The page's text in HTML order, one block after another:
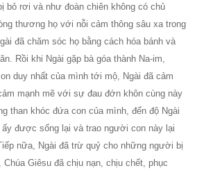
bỏ rơi và như đoàn chiên không có chủ
thương họ với nỗi cảm thông sâu xa trong
đã chăm sóc họ bằng cách hóa bánh và
Rồi khi Ngài gặp bà góa thành Na-im,
duy nhất của mình tới mộ, Ngài đã cảm
mạnh mẽ với sự đau đớn khôn cùng này
than khóc đứa con của mình, đến độ Ngài
được sống lại và trao người con này lại
nữa, Ngài đã trừ quỷ cho những người bị
Giêsu đã chịu nạn, chịu chết, phục